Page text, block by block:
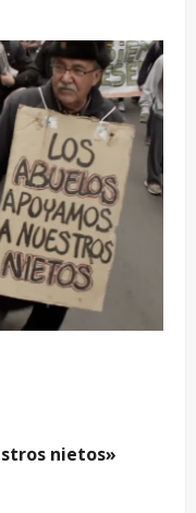
nietos»